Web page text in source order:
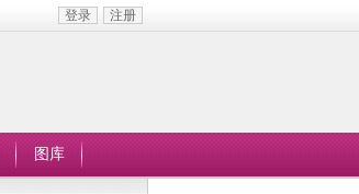
登录 注册
图库